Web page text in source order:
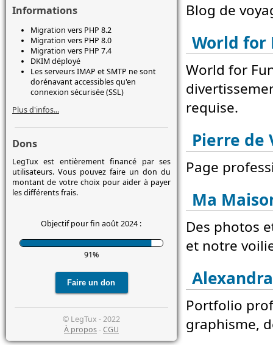
Informations
Migration vers PHP 8.2
Migration vers PHP 8.0
Migration vers PHP 7.4
DKIM déployé
Les serveurs IMAP et SMTP ne sont
dorénavant accessibles qu'en
connexion sécurisée (SSL)
Plus d'infos...
Dons
LegTux est entièrement financé par ses
utilisateurs. Vous pouvez faire un don du
montant de votre choix pour aider à payer
les différents frais.
Objectif pour fin août 2024 :
91%
© LegTux - 2022
À propos-CGU
Blog de
World for
World for
requise.
Pierre de
Page
Ma
Des photos
et notre
Portfolio
graphisme,